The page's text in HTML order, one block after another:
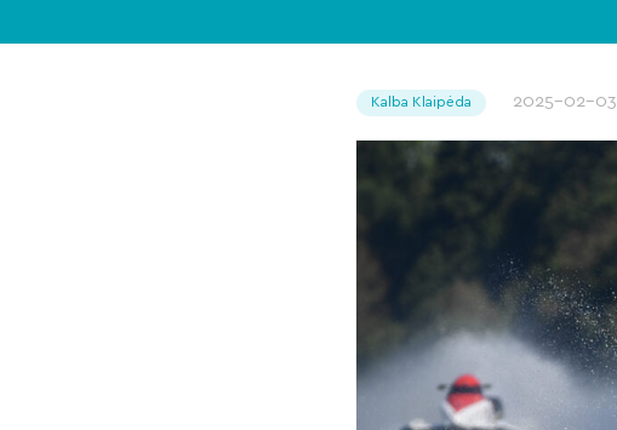
Kalba Klaipėda 2025-02-03